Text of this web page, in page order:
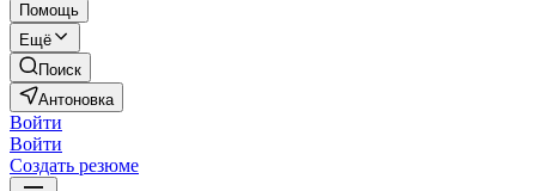
Помощь
Ещё
Поиск
Антоновка
Войти
Войти
Создать резюме